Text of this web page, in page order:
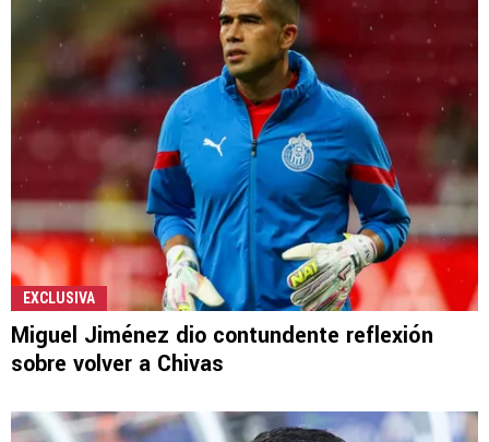
EXCLUSIVA
Miguel Jiménez dio contundente reflexión
sobre volver a Chivas